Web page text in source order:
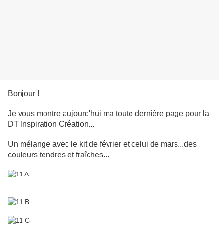
Bonjour !
Je vous montre aujourd'hui ma toute dernière page pour la
DT Inspiration Création...
Un mélange avec le kit de février et celui de mars...des
couleurs tendres et fraîches...